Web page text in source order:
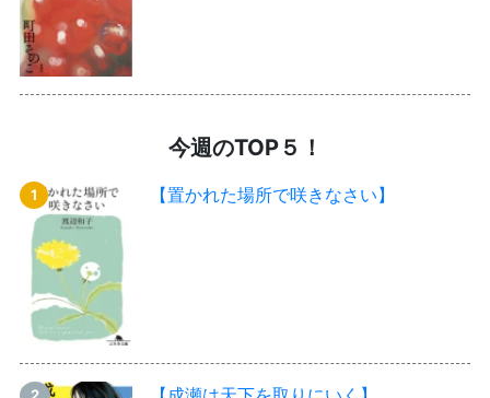
今週のTOP５！
【置かれた場所で咲きなさい】